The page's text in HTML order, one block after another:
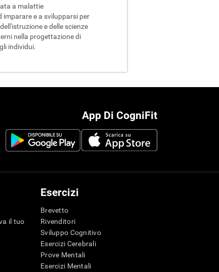
a malattie
imparare e a svilupparsi per
e delle scienze
nella progettazione di
individui.
App Di CogniFit
il tuo
Esercizi
Brevetto
Rivenditori
Sviluppo Cognitivo
Esercizi Cerebrali
Prove Mentali
Esercizi Mentali